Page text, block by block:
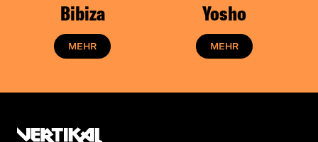
Bibiza
MEHR
Yosho
MEHR